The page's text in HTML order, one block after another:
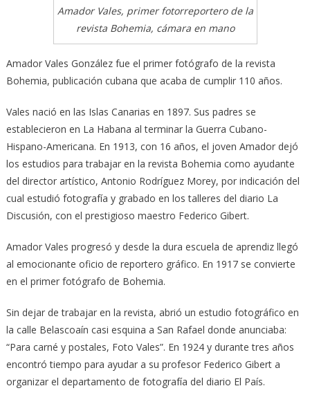
Amador Vales, primer fotorreportero de la
revista Bohemia, cámara en mano
Amador Vales González fue el primer fotógrafo de la revista
Bohemia, publicación cubana que acaba de cumplir 110 años.
Vales nació en las Islas Canarias en 1897. Sus padres se
establecieron en La Habana al terminar la Guerra Cubano-
Hispano-Americana. En 1913, con 16 años, el joven Amador dejó
los estudios para trabajar en la revista Bohemia como ayudante
del director artístico, Antonio Rodríguez Morey, por indicación del
cual estudió fotografía y grabado en los talleres del diario La
Discusión, con el prestigioso maestro Federico Gibert.
Amador Vales progresó y desde la dura escuela de aprendiz llegó
al emocionante oficio de reportero gráfico. En 1917 se convierte
en el primer fotógrafo de Bohemia.
Sin dejar de trabajar en la revista, abrió un estudio fotográfico en
la calle Belascoaín casi esquina a San Rafael donde anunciaba:
“Para carné y postales, Foto Vales”. En 1924 y durante tres años
encontró tiempo para ayudar a su profesor Federico Gibert a
organizar el departamento de fotografía del diario El País.